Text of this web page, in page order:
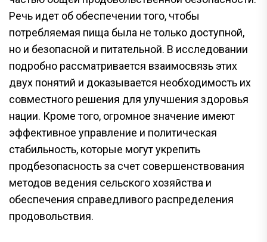
Речь идет об обеспечении того, чтобы
потребляемая пища была не только доступной,
но и безопасной и питательной. В исследовании
подробно рассматривается взаимосвязь этих
двух понятий и доказывается необходимость их
совместного решения для улучшения здоровья
нации. Кроме того, огромное значение имеют
эффективное управление и политическая
стабильность, которые могут укрепить
продбезопасность за счет совершенствования
методов ведения сельского хозяйства и
обеспечения справедливого распределения
продовольствия.